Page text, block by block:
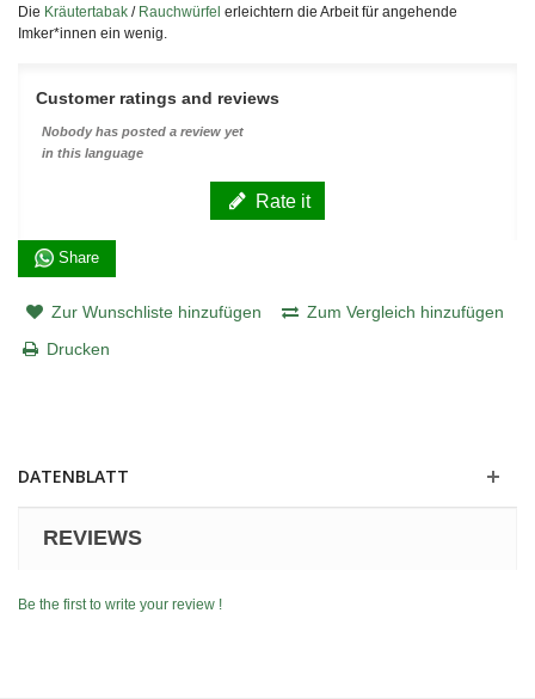
Die Kräutertabak / Rauchwürfel erleichtern die Arbeit für angehende
Imker*innen ein wenig.
Customer ratings and reviews
Nobody has posted a review yet
in this language
Rate it
Share
Zur Wunschliste hinzufügen
Zum Vergleich hinzufügen
Drucken
DATENBLATT
REVIEWS
Be the first to write your review !